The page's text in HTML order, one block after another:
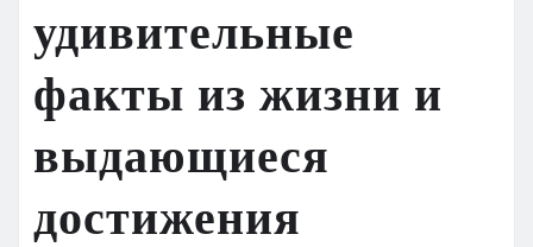
удивительные
факты из жизни и
выдающиеся
достижения